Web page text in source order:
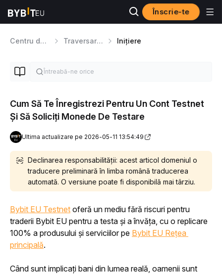
Înscrie-te
Centru de Ajutor Traversarea platformei Inițiere
Cum Să Te Înregistrezi Pentru Un Cont Testnet
Și Să Soliciți Monede De Testare
Ultima actualizare pe 2026-05-11 13:54:49
Declinarea responsabilității: acest articol domeniul o
traducere preliminară în limba română traducerea
automată. O versiune poate fi disponibilă mai târziu.
Bybit EU Testnet oferă un mediu fără riscuri pentru
traderii Bybit EU pentru a testa și a învăța, cu o replicare
100% a produsului și serviciilor pe Bybit EU Rețea
principală.
Când sunt implicați bani din lumea reală, oamenii sunt